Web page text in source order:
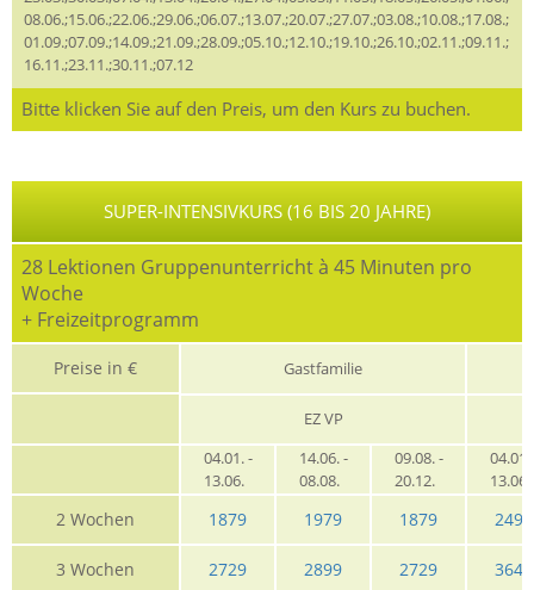
08.06.;15.06.;22.06.;29.06.;06.07.;13.07.;20.07.;27.07.;03.08.;10.08.;17.08.;
01.09.;07.09.;14.09.;21.09.;28.09.;05.10.;12.10.;19.10.;26.10.;02.11.;09.11.;
16.11.;23.11.;30.11.;07.12
Bitte klicken Sie auf den Preis, um den Kurs zu buchen.
SUPER-INTENSIVKURS (16 BIS 20 JAHRE)
28 Lektionen Gruppenunterricht à 45 Minuten pro
Woche
+ Freizeitprogramm
Preise in € Gastfamilie
EZ VP
04.01. -
13.06.
14.06. -
08.08.
09.08. -
20.12.
04.01.
2 Wochen 1879 1979 1879 2495
3 Wochen 2729 2899 2729 3649